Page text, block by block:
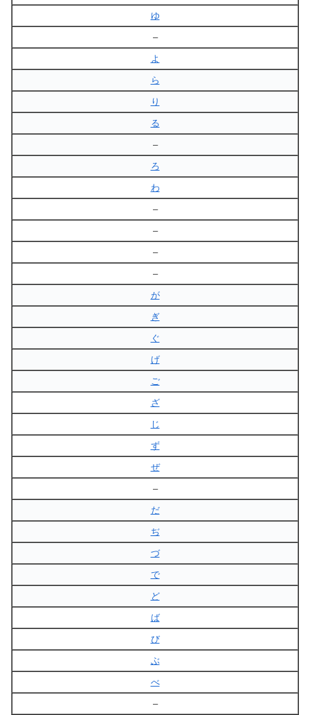
ゆ
–
よ
ら
り
る
–
ろ
わ
–
–
–
–
が
ぎ
ぐ
げ
ご
ざ
じ
ず
ぜ
–
だ
ぢ
づ
で
ど
ば
び
ぶ
べ
–